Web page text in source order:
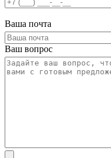
Ваша почта
Ваш вопрос